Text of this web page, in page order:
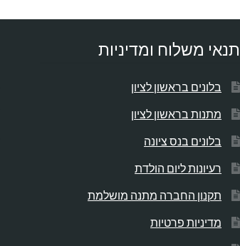
תנאי משלוח ומדיניות
בלונים בראשון לציון
מתנות בראשון לציון
בלונים בנס ציונה
רעיונות ליום הולדת
תקנון החברה מתנה מושלמת
מדיניות פרטיות